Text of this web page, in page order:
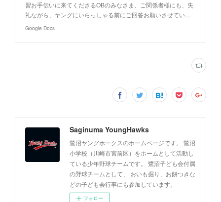
習お手伝いに来てくださるOBのみなさま、ご関係者様にも、失
礼ながら、ヤングにいらっしゃる前にご回答お願いさせてい…
Google Docs
Saginuma YoungHawks
鷺沼ヤングホークスのホームページです。 鷺沼
小学校（川崎市宮前区）をホームとして活動し
ている少年野球チームです。 鷺沼子ども会付属
の野球チームとして、 おいも掘り、お餅つきな
どの子ども会行事にも参加しています。
フォロー